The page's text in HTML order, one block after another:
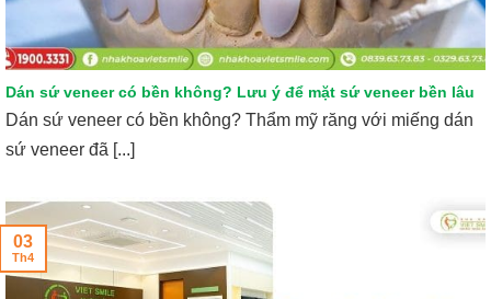
Dán sứ veneer có bền không? Lưu ý để mặt sứ veneer bền lâu
Dán sứ veneer có bền không? Thẩm mỹ răng với miếng dán
sứ veneer đã [...]
03
Th4